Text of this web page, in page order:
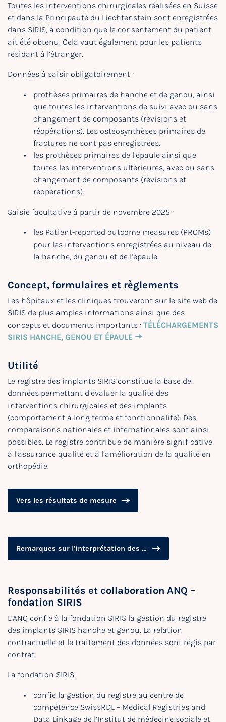
Toutes les interventions chirurgicales réalisées en Suisse
et dans la Principauté du Liechtenstein sont enregistrées
dans SIRIS, à condition que le consentement du patient
ait été obtenu. Cela vaut également pour les patients
résidant à l’étranger.
Données à saisir obligatoirement :
prothèses primaires de hanche et de genou, ainsi
que toutes les interventions de suivi avec ou sans
changement de composants (révisions et
réopérations). Les ostéosynthèses primaires de
fractures ne sont pas enregistrées.
les prothèses primaires de l’épaule ainsi que
toutes les interventions ultérieures, avec ou sans
changement de composants (révisions et
réopérations).
Saisie facultative à partir de novembre 2025 :
les Patient-reported outcome measures (PROMs)
pour les interventions enregistrées au niveau de
la hanche, du genou et de l’épaule.
Concept, formulaires et règlements
Les hôpitaux et les cliniques trouveront sur le site web de
SIRIS de plus amples informations ainsi que des
concepts et documents importants : TÉLÉCHARGEMENTS
SIRIS HANCHE, GENOU ET ÉPAULE
Utilité
Le registre des implants SIRIS constitue la base de
données permettant d’évaluer la qualité des
interventions chirurgicales et des implants
(comportement à long terme et fonctionnalité). Des
comparaisons nationales et internationales sont ainsi
possibles. Le registre contribue de manière significative
à l’assurance qualité et à l’amélioration de la qualité en
orthopédie.
Vers les résultats de mesure
Remarques sur l'interprétation des résultats
Responsabilités et collaboration ANQ –
fondation SIRIS
L’ANQ confie à la fondation SIRIS la gestion du registre
des implants SIRIS hanche et genou. La relation
contractuelle et le traitement des données sont régis par
contrat.
La fondation SIRIS
confie la gestion du registre au centre de
compétence SwissRDL – Medical Registries and
Data Linkage de l’Institut de médecine sociale et